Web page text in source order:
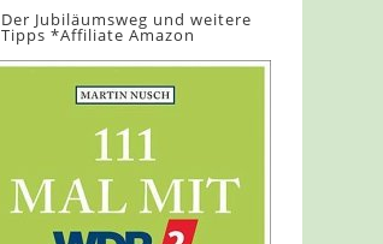
Der Jubiläumsweg und weitere
Tipps *Affiliate Amazon